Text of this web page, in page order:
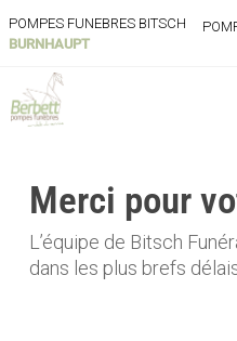
to
content
BURNHAUPT
POMPES FUNEBRES BITSCH
Merci pour
L’équipe de Bitsch
dans les plus brefs